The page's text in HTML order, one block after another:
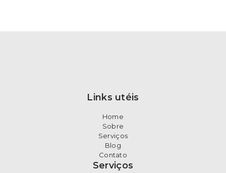
Links utéis
Home
Sobre
Serviços
Blog
Contato
Serviços